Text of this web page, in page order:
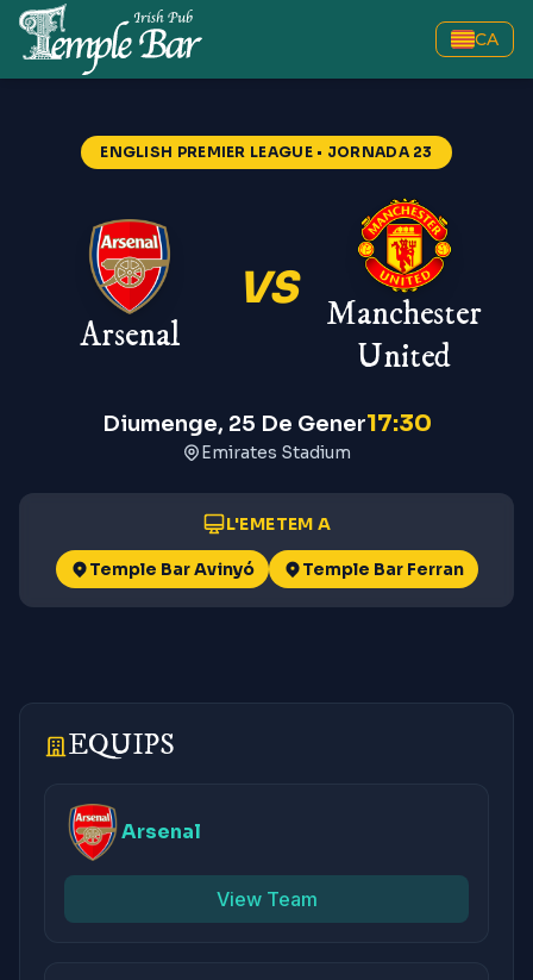
CA
ENGLISH PREMIER LEAGUE • JORNADA 23
Arsenal
VS
Manchester
United
Diumenge, 25 De Gener17:30
Emirates Stadium
L'EMETEM A
Temple Bar Avinyó Temple Bar Ferran
EQUIPS
Arsenal
View Team